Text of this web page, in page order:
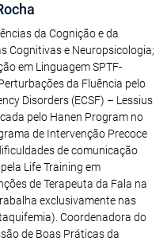
da Cognição e da
Cognitivas e Neuropsicologia;
em Linguagem SPTF-
da Fluência pelo
Disorders (ECSF) – Lessius
pelo Hanen Program no
de Intervenção Precoce
de comunicação
Life Training em
de Terapeuta da Fala na
exclusivamente nas
Coordenadora do
de Boas Práticas da